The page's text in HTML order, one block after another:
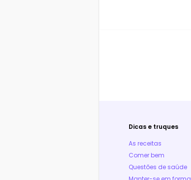
Dicas e truques
As receitas
Comer bem
Questões de saúde